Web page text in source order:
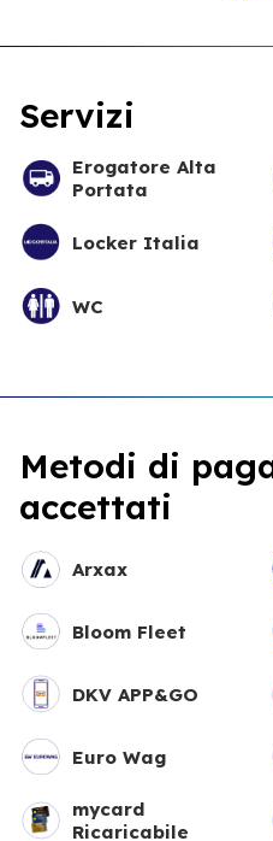
Servizi
Erogatore Alta
Portata
Locker Italia
WC
Metodi di
accettati
Arxax
Bloom Fleet
DKV APP&GO
Euro Wag
mycard
Ricaricabile